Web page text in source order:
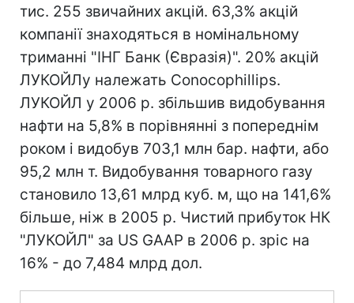
тис. 255 звичайних акцій. 63,3% акцій
компанії знаходяться в номінальному
триманні "ІНГ Банк (Євразія)". 20% акцій
ЛУКОЙЛу належать Conocophillips.
ЛУКОЙЛ у 2006 р. збільшив видобування
нафти на 5,8% в порівнянні з попереднім
роком і видобув 703,1 млн бар. нафти, або
95,2 млн т. Видобування товарного газу
становило 13,61 млрд куб. м, що на 141,6%
більше, ніж в 2005 р. Чистий прибуток НК
"ЛУКОЙЛ" за US GAAP в 2006 р. зріс на
16% - до 7,484 млрд дол.